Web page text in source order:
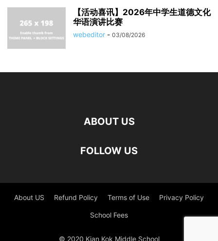
【活动喜讯】2026年中学生道德文化
华语演讲比赛
webeditor - 03/08/2026
ABOUT US
FOLLOW US
About US Refund Policy Terms of Use Privacy Policy
School Fees
© 2020 Kian Kok Middle School